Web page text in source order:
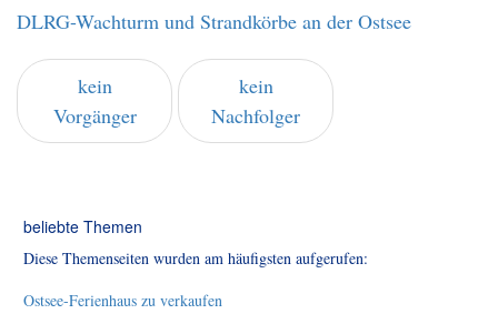
DLRG-Wachturm und Strandkörbe an der Ostsee
kein
Vorgänger
kein
Nachfolger
beliebte Themen
Diese Themenseiten wurden am häufigsten aufgerufen:
Ostsee-Ferienhaus zu verkaufen